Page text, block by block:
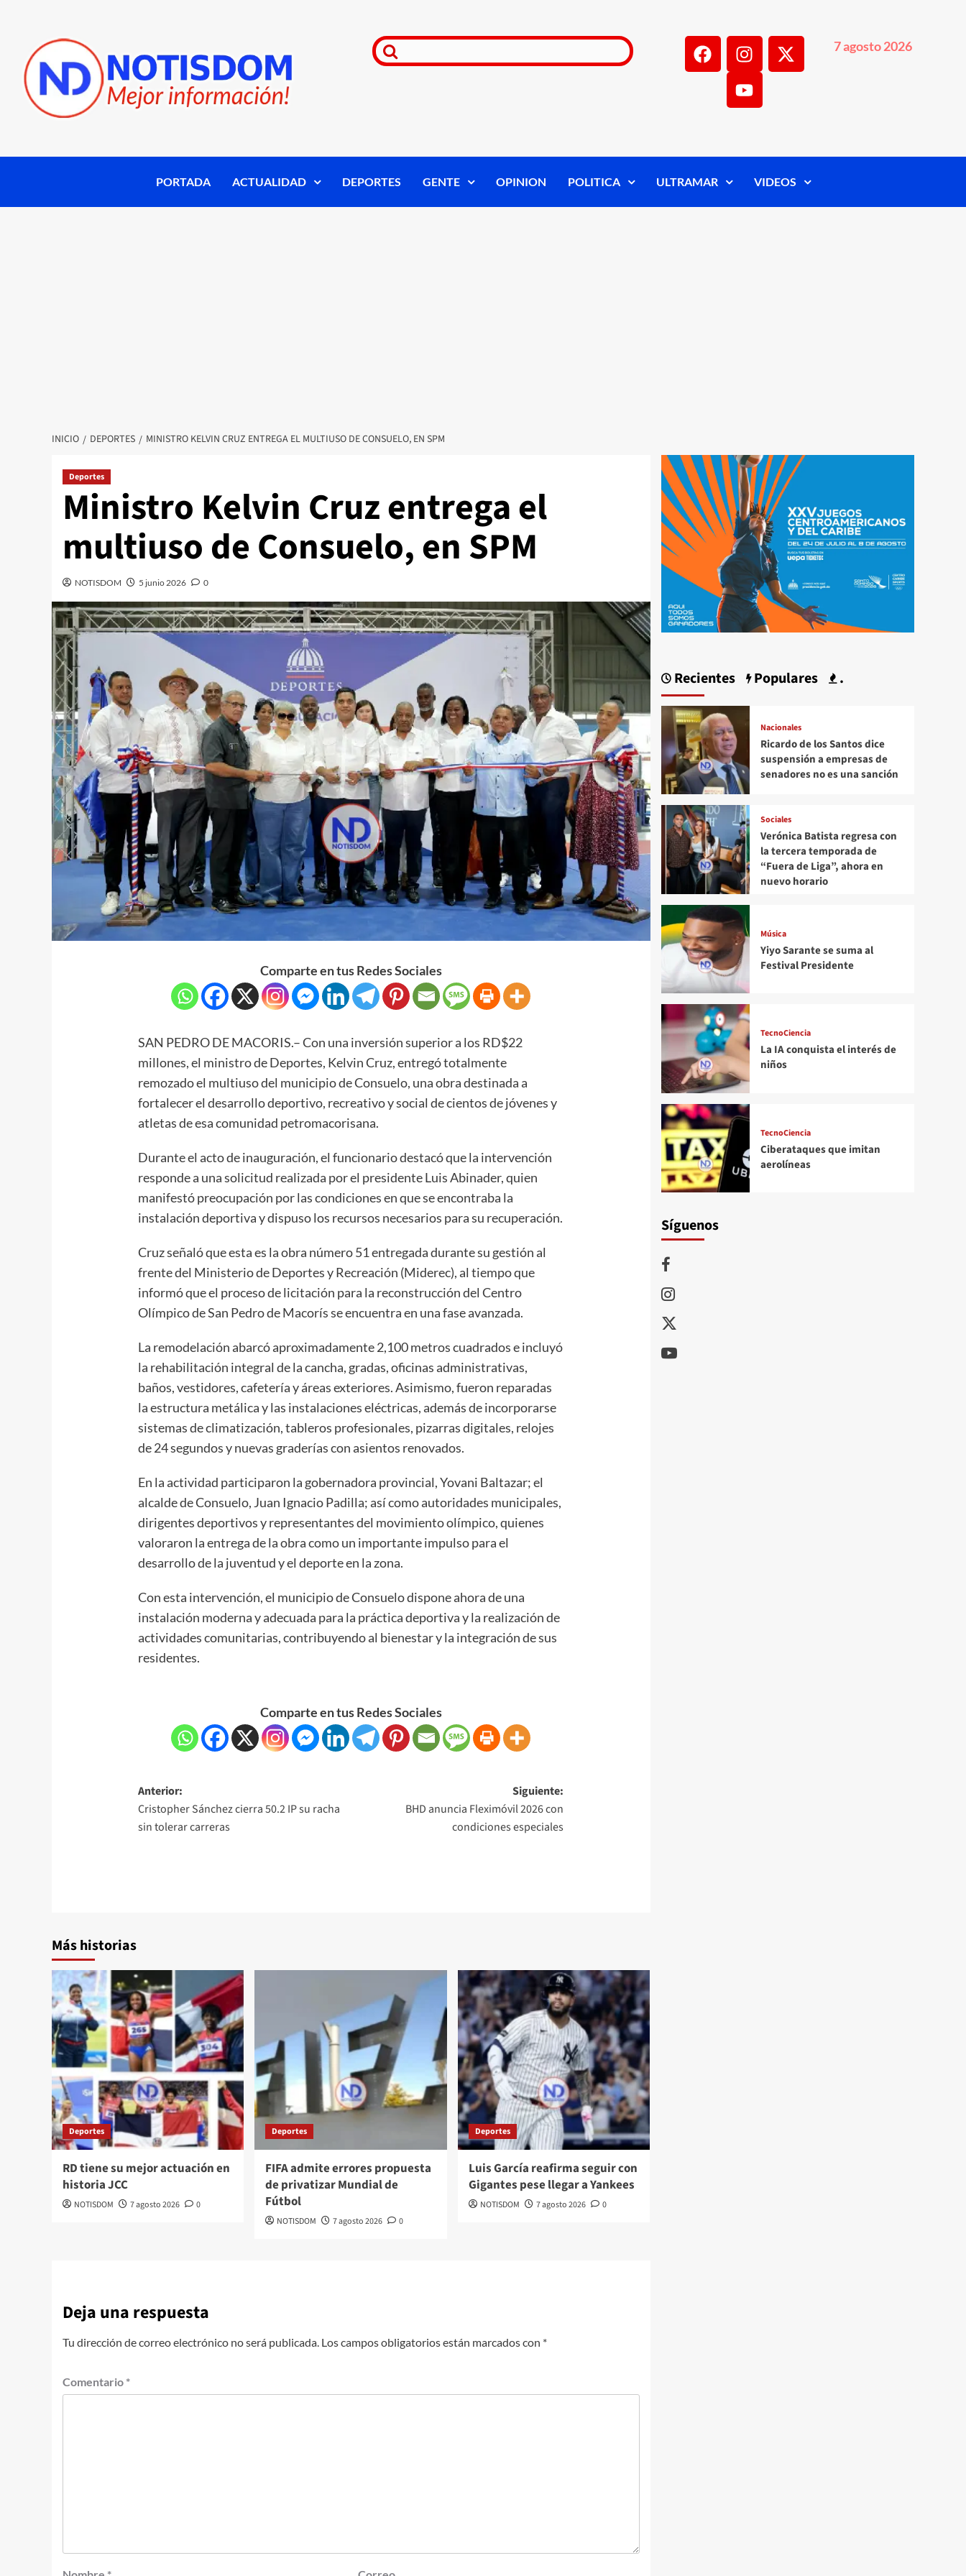
7 agosto 2026
PORTADA ACTUALIDAD DEPORTES GENTE OPINION POLITICA ULTRAMAR VIDEOS
INICIO DEPORTES MINISTRO KELVIN CRUZ ENTREGA EL MULTIUSO DE CONSUELO, EN SPM
Deportes
Ministro Kelvin Cruz entrega el
multiuso de Consuelo, en SPM
NOTISDOM 5 junio 2026 0
Comparte en tus Redes Sociales
SAN PEDRO DE MACORIS.– Con una inversión superior a los RD$22
millones, el ministro de Deportes, Kelvin Cruz, entregó totalmente
remozado el multiuso del municipio de Consuelo, una obra destinada a
fortalecer el desarrollo deportivo, recreativo y social de cientos de jóvenes y
atletas de esa comunidad petromacorisana.
Durante el acto de inauguración, el funcionario destacó que la intervención
responde a una solicitud realizada por el presidente Luis Abinader, quien
manifestó preocupación por las condiciones en que se encontraba la
instalación deportiva y dispuso los recursos necesarios para su recuperación.
Cruz señaló que esta es la obra número 51 entregada durante su gestión al
frente del Ministerio de Deportes y Recreación (Miderec), al tiempo que
informó que el proceso de licitación para la reconstrucción del Centro
Olímpico de San Pedro de Macorís se encuentra en una fase avanzada.
La remodelación abarcó aproximadamente 2,100 metros cuadrados e incluyó
la rehabilitación integral de la cancha, gradas, oficinas administrativas,
baños, vestidores, cafetería y áreas exteriores. Asimismo, fueron reparadas
la estructura metálica y las instalaciones eléctricas, además de incorporarse
sistemas de climatización, tableros profesionales, pizarras digitales, relojes
de 24 segundos y nuevas graderías con asientos renovados.
En la actividad participaron la gobernadora provincial, Yovani Baltazar; el
alcalde de Consuelo, Juan Ignacio Padilla; así como autoridades municipales,
dirigentes deportivos y representantes del movimiento olímpico, quienes
valoraron la entrega de la obra como un importante impulso para el
desarrollo de la juventud y el deporte en la zona.
Con esta intervención, el municipio de Consuelo dispone ahora de una
instalación moderna y adecuada para la práctica deportiva y la realización de
actividades comunitarias, contribuyendo al bienestar y la integración de sus
residentes.
Comparte en tus Redes Sociales
Anterior:
Cristopher Sánchez cierra 50.2 IP su racha
sin tolerar carreras
Siguiente:
BHD anuncia Fleximóvil 2026 con
condiciones especiales
Más historias
Deportes
RD tiene su mejor actuación en
historia JCC
NOTISDOM 7 agosto 2026 0
Deportes
FIFA admite errores propuesta
de privatizar Mundial de
Fútbol
NOTISDOM 7 agosto 2026 0
Deportes
Luis García reafirma seguir con
Gigantes pese llegar a Yankees
NOTISDOM 7 agosto 2026 0
Deja una respuesta
Tu dirección de correo electrónico no será publicada. Los campos obligatorios están marcados con *
Comentario *
Recientes Populares .
Nacionales
Ricardo de los Santos dice
suspensión a empresas de
senadores no es una sanción
Sociales
Verónica Batista regresa con
la tercera temporada de
“Fuera de Liga”, ahora en
nuevo horario
Música
Yiyo Sarante se suma al
Festival Presidente
TecnoCiencia
La IA conquista el interés de
niños
TecnoCiencia
Ciberataques que imitan
aerolíneas
Síguenos